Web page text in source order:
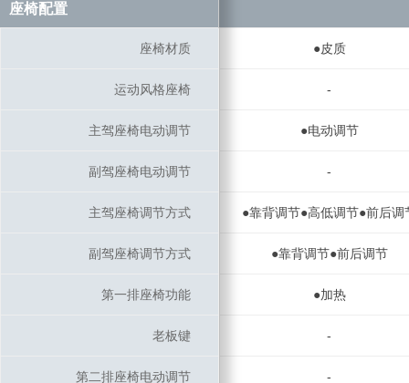
座椅配置
座椅材质 ●皮质
运动风格座椅 -
主驾座椅电动调节 ●电动调节
副驾座椅电动调节 -
主驾座椅调节方式 ●靠背调节●高低调节●前后调
副驾座椅调节方式 ●靠背调节●前后调节
第一排座椅功能 ●加热
老板键 -
第二排座椅电动调节 -
座椅配置
座椅材质
运动风格座椅
主驾座椅电动调节
副驾座椅电动调节
主驾座椅调节方式
副驾座椅调节方式
第一排座椅功能
老板键
第二排座椅电动调节